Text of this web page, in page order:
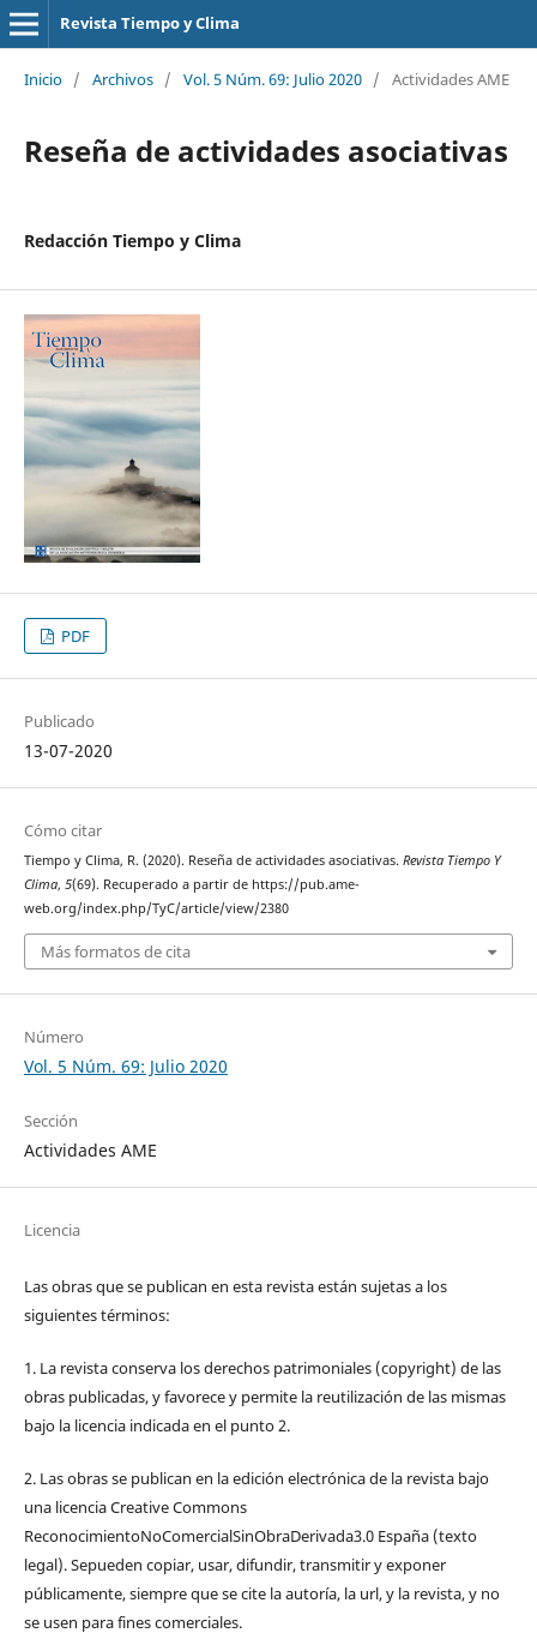
Revista Tiempo y Clima
Inicio / Archivos / Vol. 5 Núm. 69: Julio 2020 / Actividades AME
Reseña de actividades asociativas
Redacción Tiempo y Clima
PDF
Publicado
13-07-2020
Cómo citar
Tiempo y Clima, R. (2020). Reseña de actividades asociativas. Revista Tiempo Y
Clima, 5(69). Recuperado a partir de https://pub.ame-
web.org/index.php/TyC/article/view/2380
Más formatos de cita
Número
Vol. 5 Núm. 69: Julio 2020
Sección
Actividades AME
Licencia
Las obras que se publican en esta revista están sujetas a los
siguientes términos:
1. La revista conserva los derechos patrimoniales (copyright) de las
obras publicadas, y favorece y permite la reutilización de las mismas
bajo la licencia indicada en el punto 2.
2. Las obras se publican en la edición electrónica de la revista bajo
una licencia Creative Commons
ReconocimientoNoComercialSinObraDerivada3.0 España (texto
legal). Sepueden copiar, usar, difundir, transmitir y exponer
públicamente, siempre que se cite la autoría, la url, y la revista, y no
se usen para fines comerciales.